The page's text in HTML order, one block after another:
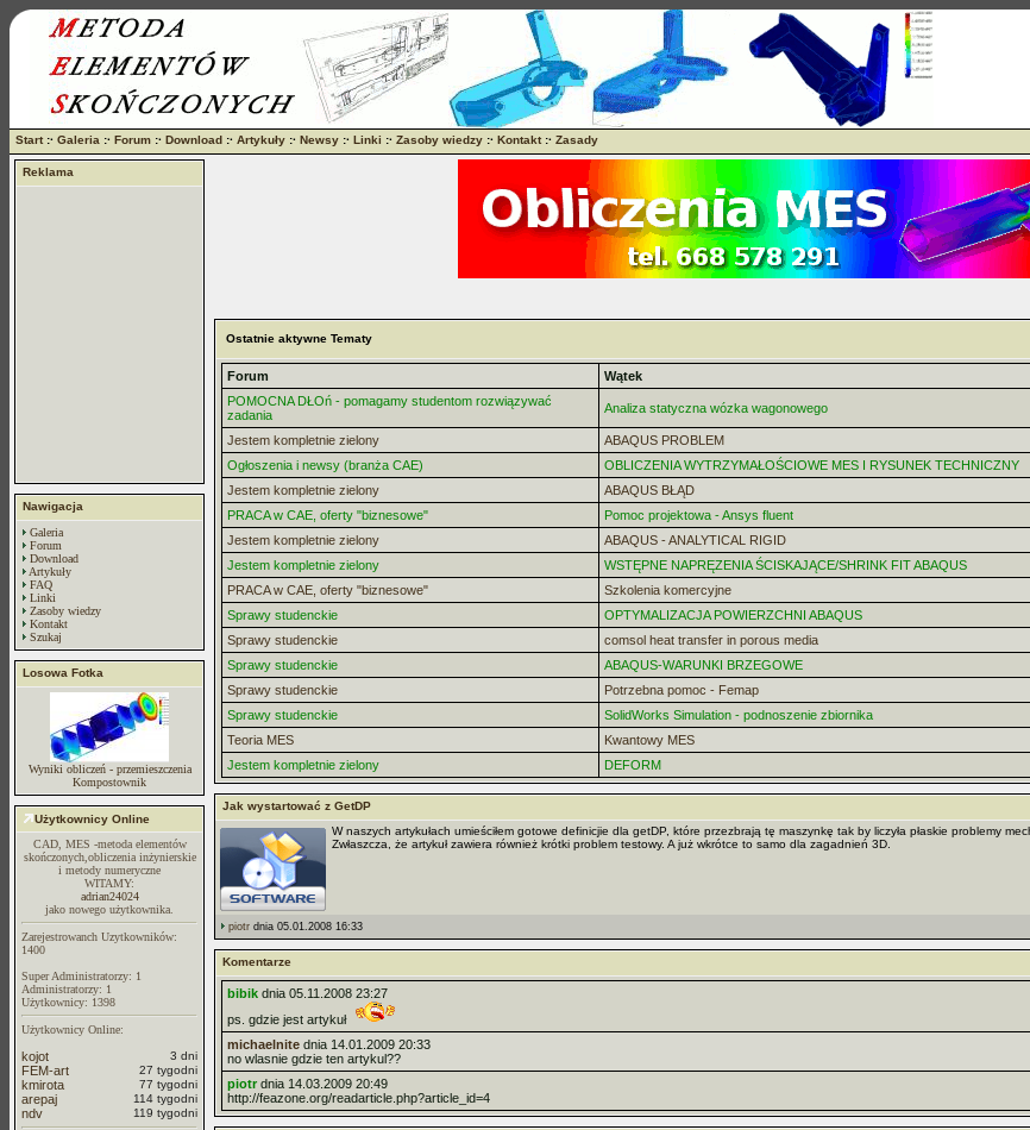
Start:· Galeria :· Forum :· Download :· Artykuły :· Newsy :· Linki :· Zasoby wiedzy :· Kontakt:· Zasady
Reklama
Nawigacja
Galeria
Forum
Download
Artykuły
FAQ
Linki
Zasoby wiedzy
Kontakt
Szukaj
Losowa Fotka
Wyniki obliczeń - przemieszczenia
Kompostownik
Użytkownicy Online
CAD, MES -metoda elementów
skończonych,obliczenia inżynierskie
i metody numeryczne
WITAMY:
adrian24024
jako nowego użytkownika.
Zarejestrowanch Uzytkowników:
1400
Super Administratorzy: 1
Administratorzy: 1
Użytkownicy: 1398
Użytkownicy Online:
kojot 3 dni
FEM-art 27 tygodni
kmirota 77 tygodni
arepaj 114 tygodni
ndv 119 tygodni
Ostatnie aktywne Tematy
Forum Wątek
POMOCNA DŁOń - pomagamy studentom rozwiązywać
zadania
Analiza statyczna wózka wagonowego
Jestem kompletnie zielony ABAQUS PROBLEM
Ogłoszenia i newsy (branża CAE)
OBLICZENIA WYTRZYMAŁOŚCIOWE MES I RYSUNEK TECHNICZNY
Jestem kompletnie zielony
ABAQUS BŁĄD
PRACA w CAE, oferty "biznesowe"
Pomoc projektowa - Ansys fluent
Jestem kompletnie zielony
ABAQUS - ANALYTICAL RIGID
Jestem kompletnie zielony
WSTĘPNE NAPRĘZENIA ŚCISKAJĄCE/SHRINK FIT ABAQUS
PRACA w CAE, oferty "biznesowe"
Szkolenia komercyjne
Sprawy studenckie
OPTYMALIZACJA POWIERZCHNI ABAQUS
Sprawy studenckie
comsol heat transfer in porous media
Sprawy studenckie
ABAQUS-WARUNKI BRZEGOWE
Sprawy studenckie
Potrzebna pomoc - Femap
Sprawy studenckie
SolidWorks Simulation - podnoszenie zbiornika
Teoria MES
Kwantowy MES
Jestem kompletnie zielony
DEFORM
Jak wystartować z GetDP
W naszych artykułach umieściłem gotowe definicjie dla getDP, które przezbrają tę maszynkę tak by liczyła płaskie problemy
Zwłaszcza, że artykuł zawiera również krótki problem testowy. A już wkrótce to samo dla zagadnień 3D.
piotr dnia 05.01.2008 16:33
Komentarze
bibik dnia 05.11.2008 23:27
ps. gdzie jest artykuł
michaelnite dnia 14.01.2009 20:33
no wlasnie gdzie ten artykul??
piotr dnia 14.03.2009 20:49
http://feazone.org/readarticle.php?article_id=4